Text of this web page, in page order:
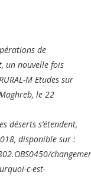
de
un nouvelle fois
M Etudes sur
le 22
déserts s’étendent,
disponible sur :
c-est-